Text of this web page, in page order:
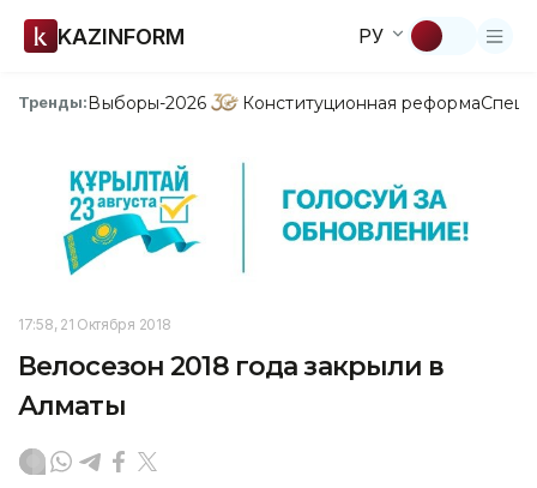
KAZINFORM РУ
Тренды:Выборы-2026 Конституционная реформа
17:58, 21 Октября 2018
Велосезон 2018 года закрыли в
Алматы